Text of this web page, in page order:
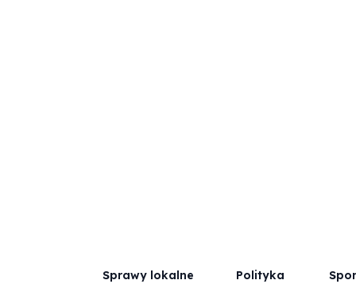
Sprawy lokalne Polityka